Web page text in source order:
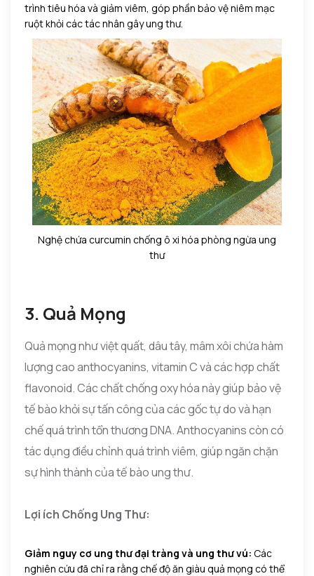
trình tiêu hóa và giảm viêm, góp phần bảo vệ niêm mạc
ruột khỏi các tác nhân gây ung thư.
Nghệ chứa curcumin chống ô xi hóa phòng ngừa ung
thư
3. Quả Mọng
Quả mọng như việt quất, dâu tây, mâm xôi chứa hàm
lượng cao anthocyanins, vitamin C và các hợp chất
flavonoid. Các chất chống oxy hóa này giúp bảo vệ
tế bào khỏi sự tấn công của các gốc tự do và hạn
chế quá trình tổn thương DNA. Anthocyanins còn có
tác dụng điều chỉnh quá trình viêm, giúp ngăn chặn
sự hình thành của tế bào ung thư.
Lợi ích Chống Ung Thư:
Giảm nguy cơ ung thư đại tràng và ung thư vú: Các
nghiên cứu đã chỉ ra rằng chế độ ăn giàu quả mọng có thể